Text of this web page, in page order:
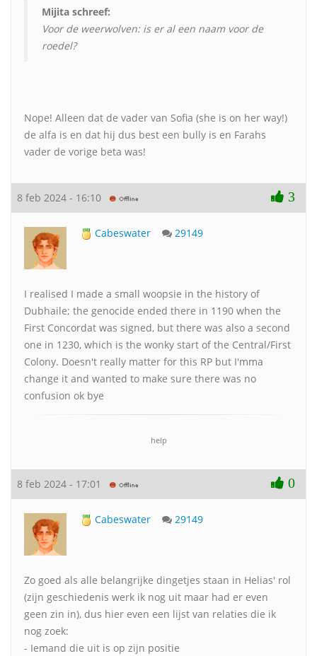
Mijita schreef:
Voor de weerwolven: is er al een naam voor de
roedel?
Nope! Alleen dat de vader van Sofia (she is on her way!)
de alfa is en dat hij dus best een bully is en Farahs
vader de vorige beta was!
8 feb 2024 - 16:10 3
Cabeswater 29149
I realised I made a small woopsie in the history of
Dubhaile; the genocide ended there in 1190 when the
First Concordat was signed, but there was also a second
one in 1230, which is the wonky start of the Central/First
Colony. Doesn't really matter for this RP but I'mma
change it and wanted to make sure there was no
confusion ok bye
help
8 feb 2024 - 17:01 0
Cabeswater 29149
Zo goed als alle belangrijke dingetjes staan in Helias' rol
(zijn geschiedenis werk ik nog uit maar had er even
geen zin in), dus hier even een lijst van relaties die ik
nog zoek:
- Iemand die uit is op zijn positie